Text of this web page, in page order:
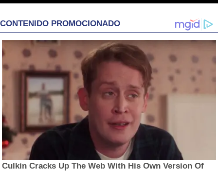
CONTENIDO PROMOCIONADO
Culkin Cracks Up The Web With His Own Version Of